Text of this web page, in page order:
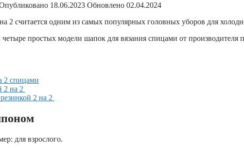
18.06.2023 Обновлено 02.04.2024
2 считается одним из самых популярных головных уборов для
простых модели шапок для вязания спицами от производителя
2 спицами
2 на 2
2 на 2
для взрослого.